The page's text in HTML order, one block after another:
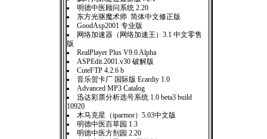
明德中医顾问系统 2.20
东方光驱魔术师 简体中文修正版
GoodAsp2001 专业版
网络加速器（网络加速王）3.1 中文零售
版
RealPlayer Plus V9.0 Alpha
ASPEdit.2001.v30 破解版
CuteFTP 4.2.6 b
音乐贺卡厂 国际版 Ecardiy 1.0
Advanced MP3 Catalog
迅达彩票分析选号系统 1.0 beta3 build
10920
木马克星（iparmor）5.03中文版
明德中医百草园 1.3
明德中医方剂园 2.20